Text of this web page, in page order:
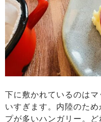
下に敷かれているのは
いすぎます。内陸のた
プが多いハンガリー。